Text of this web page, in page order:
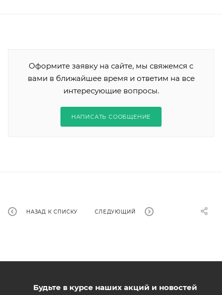
Оформите заявку на сайте, мы свяжемся с
вами в ближайшее время и ответим на все
интересующие вопросы.
НАПИСАТЬ СООБЩЕНИЕ
НАЗАД К СПИСКУ СЛЕДУЮЩИЙ
Будьте в курсе наших акций и новостей